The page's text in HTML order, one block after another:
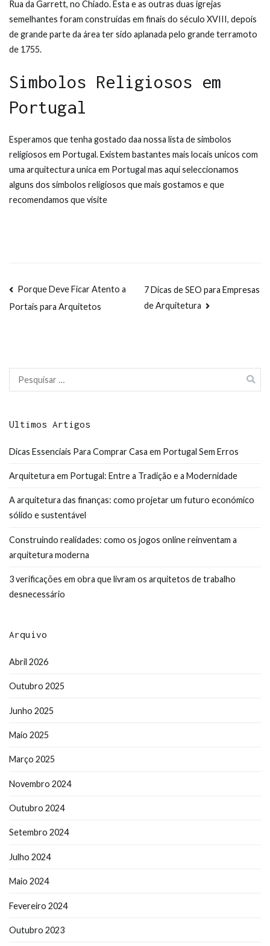
Rua da Garrett, no Chiado. Esta e as outras duas igrejas
semelhantes foram construídas em finais do século XVIII, depois
de grande parte da área ter sido aplanada pelo grande terramoto
de 1755.
Simbolos Religiosos em
Portugal
Esperamos que tenha gostado daa nossa lista de simbolos
religiosos em Portugal. Existem bastantes mais locais unicos com
uma arquitectura unica em Portugal mas aqui seleccionamos
alguns dos simbolos religiosos que mais gostamos e que
recomendamos que visite
Navegação
Porque Deve Ficar Atento a
Portais para Arquitetos
7 Dicas de SEO para Empresas
de Arquitetura
Pesquisar
por:
Ultimos Artigos
Dicas Essenciais Para Comprar Casa em Portugal Sem Erros
Arquitetura em Portugal: Entre a Tradição e a Modernidade
A arquitetura das finanças: como projetar um futuro económico
sólido e sustentável
Construindo realidades: como os jogos online reinventam a
arquitetura moderna
3 verificações em obra que livram os arquitetos de trabalho
desnecessário
Arquivo
Abril 2026
Outubro 2025
Junho 2025
Maio 2025
Março 2025
Novembro 2024
Outubro 2024
Setembro 2024
Julho 2024
Maio 2024
Fevereiro 2024
Outubro 2023